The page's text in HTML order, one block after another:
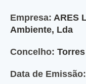
Empresa: ARES
Ambiente, Lda
Concelho:
Data de Emissão: